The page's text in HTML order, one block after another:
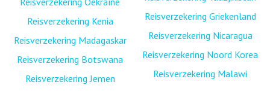
Reisverzekering Kenia
Reisverzekering Madagaskar
Reisverzekering Botswana
Reisverzekering Jemen
Reisverzekering Griekenland
Reisverzekering Nicaragua
Reisverzekering Noord Korea
Reisverzekering Malawi